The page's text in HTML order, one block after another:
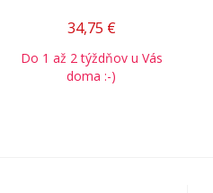
34,75 €
Do 1 až 2 týždňov u Vás
doma :-)